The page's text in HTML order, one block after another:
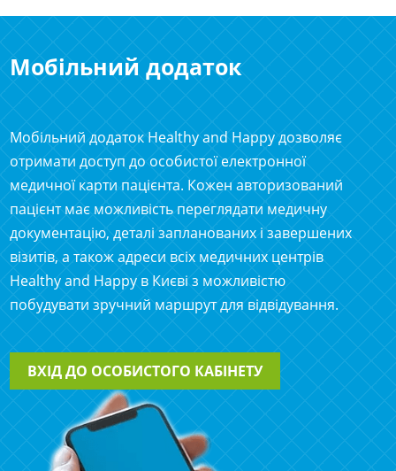
Мобільний додаток
Мобільний додаток Healthy and Happy дозволяє
отримати доступ до особистої електронної
медичної карти пацієнта. Кожен авторизований
пацієнт має можливість переглядати медичну
документацію, деталі запланованих і завершених
візитів, а також адреси всіх медичних центрів
Healthy and Happy в Києві з можливістю
побудувати зручний маршрут для відвідування.
ВХІД ДО ОСОБИСТОГО КАБІНЕТУ